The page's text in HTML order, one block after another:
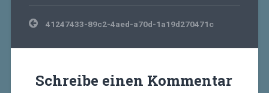
Beitragsnavigation
41247433-89c2-4aed-a70d-1a19d270471c
Schreibe einen Kommentar